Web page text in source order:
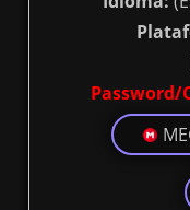
Password/